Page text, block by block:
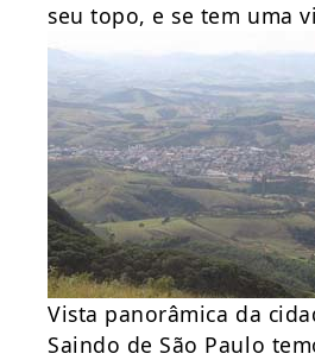
seu topo, e se tem uma
Vista panorâmica da
Saindo de São Paulo